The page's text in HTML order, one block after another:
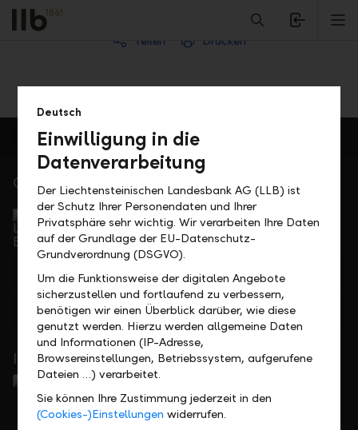
Alerts.Headline
Teilen Drucken
Gerne für Sie da
Service Direkt
Telefonisch erreichbar von Montag bis Freitag, 08.00
bis 17.30 Uhr
+423 236 88 11
Feedback Anfrage
In Ihrer Nähe
Deutsch
Einwilligung in die
Datenverarbeitung
Der Liechtensteinischen Landesbank AG (LLB) ist
der Schutz Ihrer Personendaten und Ihrer
Privatsphäre sehr wichtig. Wir verarbeiten Ihre Daten
auf der Grundlage der EU-Datenschutz-
Grundverordnung (DSGVO).
Um die Funktionsweise der digitalen Angebote
sicherzustellen und fortlaufend zu verbessern,
benötigen wir einen Überblick darüber, wie diese
genutzt werden. Hierzu werden allgemeine Daten
und Informationen (IP-Adresse,
Browsereinstellungen, Betriebssystem, aufgerufene
Dateien …) verarbeitet.
Sie können Ihre Zustimmung jederzeit in den
(Cookies-)Einstellungen widerrufen.